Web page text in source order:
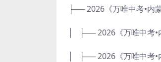
├── 2026《万唯中考•内
│ ├── 2026《万唯中考
│ ├── 2026《万唯中考